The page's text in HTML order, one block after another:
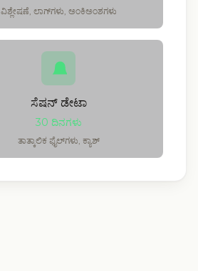
ವಿಶ್ಲೇಷಣೆ, ಲಾಗ್‌ಗಳು, ಅಂಕಿಅಂಶಗಳು
ಸೆಷನ್ ಡೇಟಾ
30 ದಿನಗಳು
ತಾತ್ಕಾಲಿಕ ಫೈಲ್‌ಗಳು, ಕ್ಯಾಶ್